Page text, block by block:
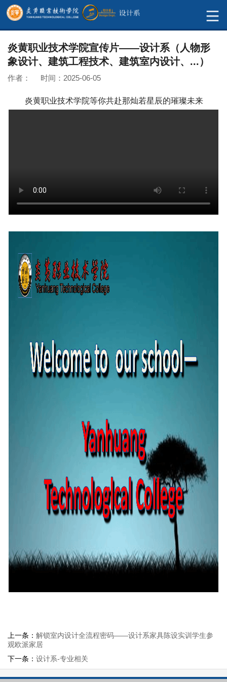
炎黄职业技术学院宣传片——设计系（人物形
象设计、建筑工程技术、建筑室内设计、...）
作者： 时间：2025-06-05
炎黄职业技术学院等你共赴那灿若星辰的璀璨未来
上一条： 解锁室内设计全流程密码——设计系家具陈设实训学生参
观欧派家居
下一条： 设计系-专业相关